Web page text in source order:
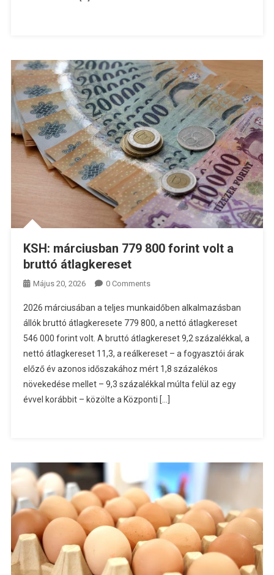
KSH: márciusban 779 800 forint volt a
bruttó átlagkereset
Május 20, 2026 0 Comments
2026 márciusában a teljes munkaidőben alkalmazásban
állók bruttó átlagkeresete 779 800, a nettó átlagkereset
546 000 forint volt. A bruttó átlagkereset 9,2 százalékkal, a
nettó átlagkereset 11,3, a reálkereset – a fogyasztói árak
előző év azonos időszakához mért 1,8 százalékos
növekedése mellet – 9,3 százalékkal múlta felül az egy
évvel korábbit – közölte a Központi […]